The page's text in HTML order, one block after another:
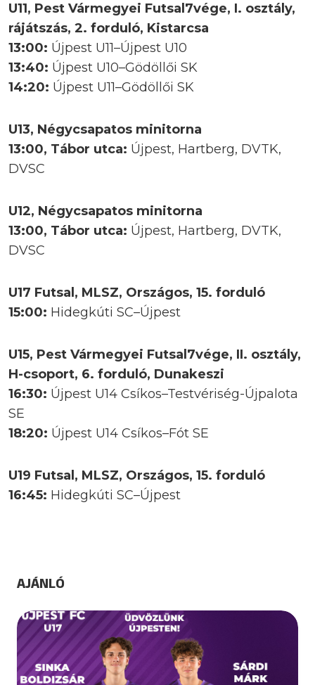
U11, Pest Vármegyei Futsal7vége, I. osztály,
rájátszás, 2. forduló, Kistarcsa
13:00: Újpest U11–Újpest U10
13:40: Újpest U10–Gödöllői SK
14:20: Újpest U11–Gödöllői SK
U13, Négycsapatos minitorna
13:00, Tábor utca: Újpest, Hartberg, DVTK,
DVSC
U12, Négycsapatos minitorna
13:00, Tábor utca: Újpest, Hartberg, DVTK,
DVSC
U17 Futsal, MLSZ, Országos, 15. forduló
15:00: Hidegkúti SC–Újpest
U15, Pest Vármegyei Futsal7vége, II. osztály,
H-csoport, 6. forduló, Dunakeszi
16:30: Újpest U14 Csíkos–Testvériség-Újpalota
SE
18:20: Újpest U14 Csíkos–Fót SE
U19 Futsal, MLSZ, Országos, 15. forduló
16:45: Hidegkúti SC–Újpest
AJÁNLÓ